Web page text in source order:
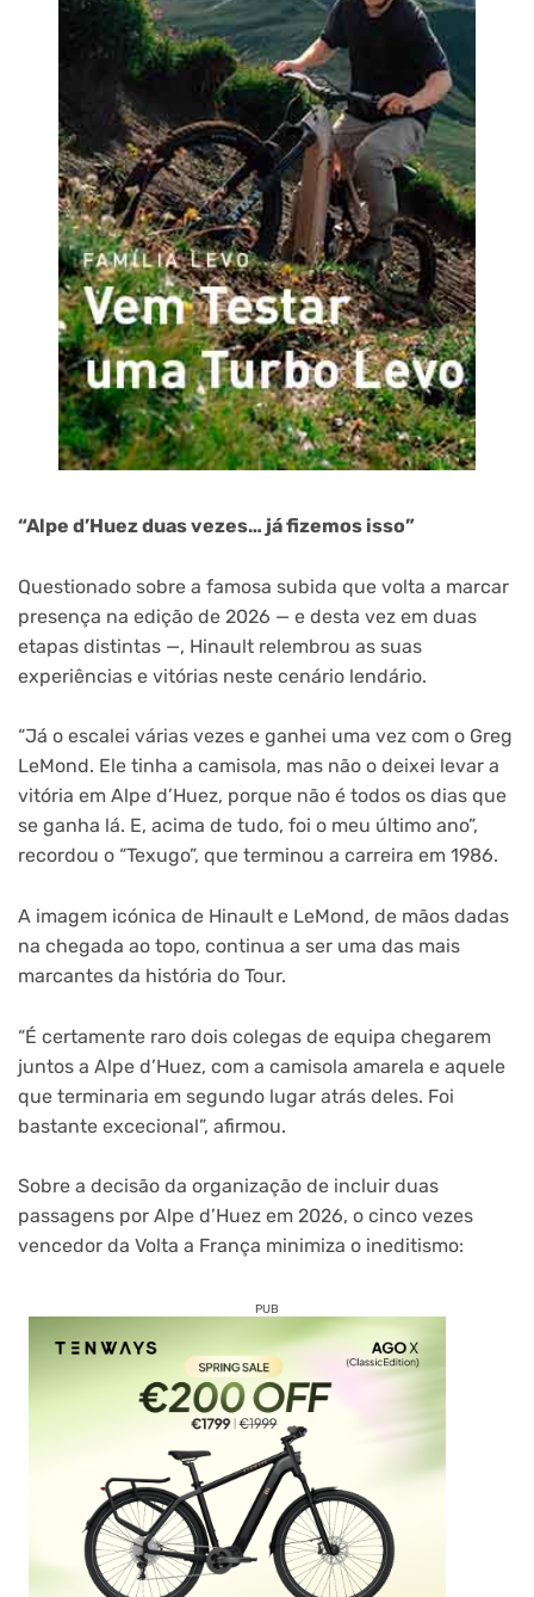
“Alpe d’Huez duas vezes… já fizemos isso”
Questionado sobre a famosa subida que volta a marcar
presença na edição de 2026 — e desta vez em duas
etapas distintas —, Hinault relembrou as suas
experiências e vitórias neste cenário lendário.
“Já o escalei várias vezes e ganhei uma vez com o Greg
LeMond. Ele tinha a camisola, mas não o deixei levar a
vitória em Alpe d’Huez, porque não é todos os dias que
se ganha lá. E, acima de tudo, foi o meu último ano”,
recordou o “Texugo”, que terminou a carreira em 1986.
A imagem icónica de Hinault e LeMond, de mãos dadas
na chegada ao topo, continua a ser uma das mais
marcantes da história do Tour.
“É certamente raro dois colegas de equipa chegarem
juntos a Alpe d’Huez, com a camisola amarela e aquele
que terminaria em segundo lugar atrás deles. Foi
bastante excecional”, afirmou.
Sobre a decisão da organização de incluir duas
passagens por Alpe d’Huez em 2026, o cinco vezes
vencedor da Volta a França minimiza o ineditismo:
PUB